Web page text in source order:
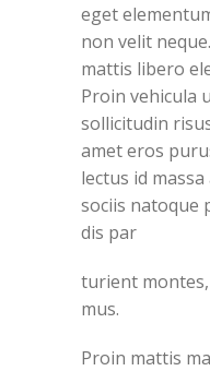
eget
non velit
mattis libero
Proin vehicula
sollicitudin
amet eros
lectus id
sociis natoque
dis par
turient
mus.
Proin mattis